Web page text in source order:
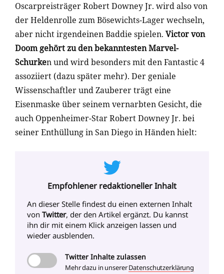
Oscarpreisträger Robert Downey Jr. wird also von
der Heldenrolle zum Bösewichts-Lager wechseln,
aber nicht irgendeinen Baddie spielen. Victor von
Doom gehört zu den bekanntesten Marvel-
Schurken und wird besonders mit den Fantastic 4
assoziiert (dazu später mehr). Der geniale
Wissenschaftler und Zauberer trägt eine
Eisenmaske über seinem vernarbten Gesicht, die
auch Oppenheimer-Star Robert Downey Jr. bei
seiner Enthüllung in San Diego in Händen hielt:
Empfohlener redaktioneller Inhalt
An dieser Stelle findest du einen externen Inhalt
von Twitter, der den Artikel ergänzt. Du kannst
ihn dir mit einem Klick anzeigen lassen und
wieder ausblenden.
Twitter Inhalte zulassen
Mehr dazu in unsererDatenschutzerklärung